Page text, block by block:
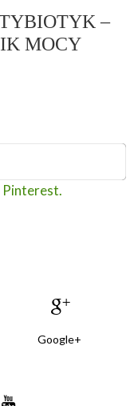
–
MOCY
Pinterest.
Google+